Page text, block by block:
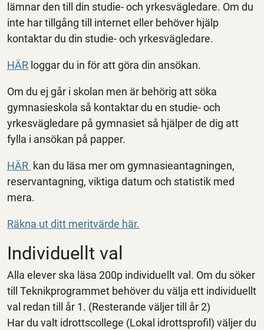
lämnar den till din studie- och yrkesvägledare. Om du
inte har tillgång till internet eller behöver hjälp
kontaktar du din studie- och yrkesvägledare.
HÄRloggar du in för att göra din ansökan.
Om du ej går i skolan men är behörig att söka
gymnasieskola så kontaktar du en studie- och
yrkesvägledare på gymnasiet så hjälper de dig att
fylla i ansökan på papper.
HÄR kan du läsa mer om gymnasieantagningen,
reservantagning, viktiga datum och statistik med
mera.
Räkna ut ditt meritvärde här.
Individuellt val
Alla elever ska läsa 200p individuellt val. Om du söker
till Teknikprogrammet behöver du välja ett individuellt
val redan till år 1. (Resterande väljer till år 2)
Har du valt idrottscollege (Lokal idrottsprofil) väljer du